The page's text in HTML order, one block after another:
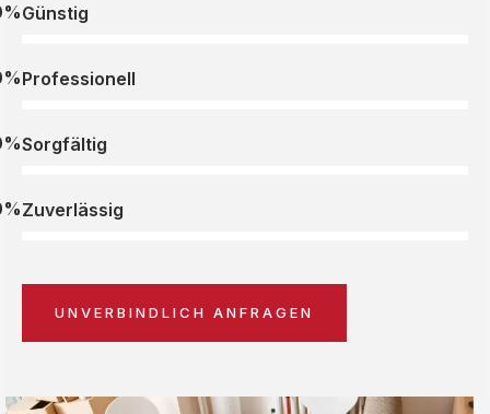
Günstig
Professionell
Sorgfältig
Zuverlässig
UNVERBINDLICH ANFRAGEN